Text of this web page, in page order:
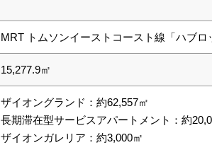
MRT トムソンイーストコースト線「ハブロ
15,277.9㎡
ザイオングランド：約62,557㎡
長期滞在型サービスアパートメント：約
ザイオンガレリア：約3,000㎡